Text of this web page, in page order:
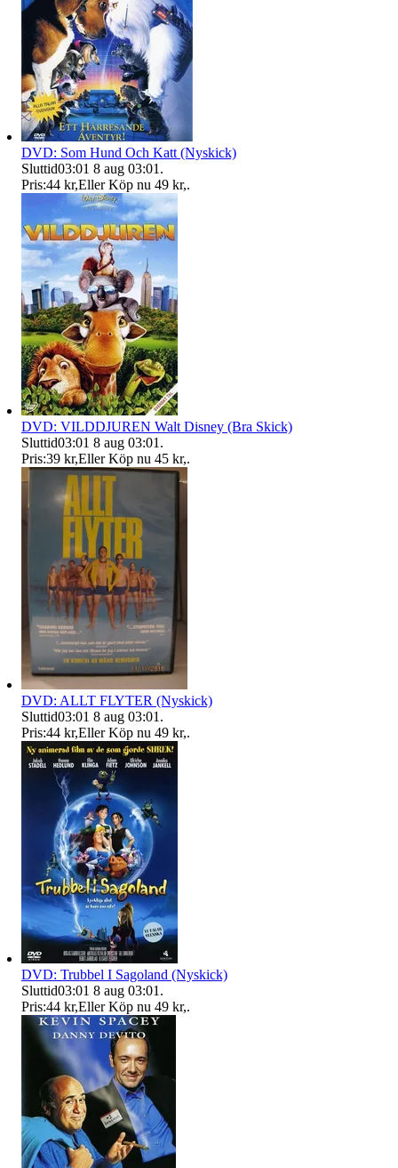
DVD: Som Hund Och Katt (Nyskick)
Sluttid03:01 8 aug 03:01 .
Pris:44 kr,Eller Köp nu 49 kr,.
DVD: VILDDJUREN Walt Disney (Bra Skick)
Sluttid03:01 8 aug 03:01 .
Pris:39 kr,Eller Köp nu 45 kr,.
DVD: ALLT FLYTER (Nyskick)
Sluttid03:01 8 aug 03:01 .
Pris:44 kr,Eller Köp nu 49 kr,.
DVD: Trubbel I Sagoland (Nyskick)
Sluttid03:01 8 aug 03:01 .
Pris:44 kr,Eller Köp nu 49 kr,.